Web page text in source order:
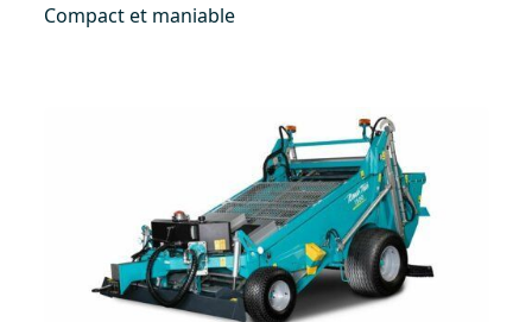
Compact et maniable